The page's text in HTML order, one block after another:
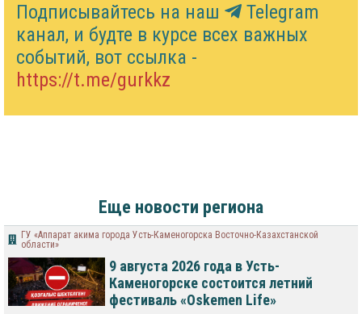
Подписывайтесь на наш
Telegram
канал, и будте в курсе всех важных
событий, вот ссылка -
https://t.me/gurkkz
Еще новости региона
ГУ «Аппарат акима города Усть-Каменогорска Восточно-Казахстанской
области»
9 августа 2026 года в Усть-
Каменогорске состоится летний
фестиваль «Oskemen Life»